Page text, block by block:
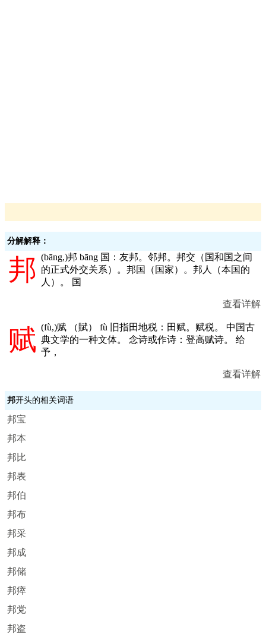
分解解释：
邦 (bāng,)邦 bāng 国：友邦。邻邦。邦交（国和国之间
的正式外交关系）。邦国（国家）。邦人（本国的
人）。 国
查看详解
赋 (fù,)赋 （賦） fù 旧指田地税：田赋。赋税。 中国古
典文学的一种文体。 念诗或作诗：登高赋诗。 给
予，
查看详解
邦开头的相关词语
邦宝
邦本
邦比
邦表
邦伯
邦布
邦采
邦成
邦储
邦瘁
邦党
邦盗